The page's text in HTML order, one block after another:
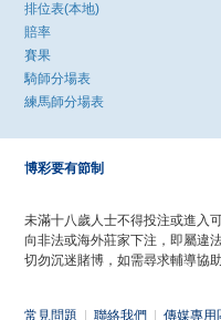
排位表(本地)
賠率
賽果
騎師分場表
練馬師分場表
博彩要有節制
未滿十八歲人士不得投注或進入
向非法或海外莊家下注，即屬違
切勿沉迷賭博，如需尋求輔導協
常見問題 聯絡我們 傳媒專用